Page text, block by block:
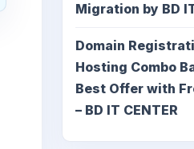
Migration by BD
Domain
Hosting Combo
Best Offer with
– BD IT CENTER